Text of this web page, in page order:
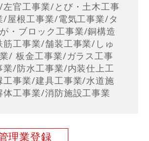
左官工事業/とび・土木工事
/屋根工事業/電気工事業/タ
・ブロック工事業/銅構造
工事業/舗装工事業/しゅ
/ 板金工事業/ガラス工事
業/防水工事業/内装仕上工
工事業/建具工事業/水道施
工事業/消防施設工事業
理業登録